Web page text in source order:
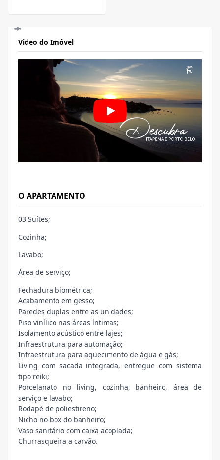
Video do Imóvel
O APARTAMENTO
03 Suítes;
Cozinha;
Lavabo;
Área de serviço;
Fechadura biométrica;
Acabamento em gesso;
Paredes duplas entre as unidades;
Piso vinílico nas áreas íntimas;
Isolamento acústico entre lajes;
Infraestrutura para automação;
Infraestrutura para aquecimento de água e gás;
Living com sacada integrada, entregue com sistema
tipo reiki;
Porcelanato no living, cozinha, banheiro, área de
serviço e lavabo;
Rodapé de poliestireno;
Nicho no box do banheiro;
Vaso sanitário com caixa acoplada;
Churrasqueira a carvão.